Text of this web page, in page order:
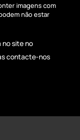
imagens com
não estar
no site no
contacte-nos